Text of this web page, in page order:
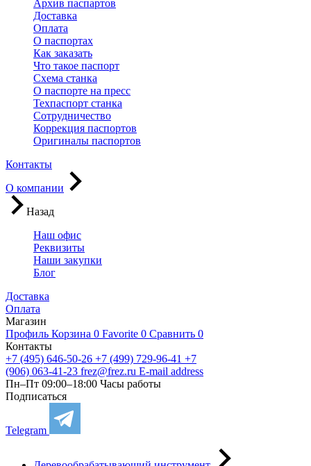
Архив паспартов
Доставка
Оплата
О паспортах
Как заказать
Что такое паспорт
Схема станка
О паспорте на пресс
Техпаспорт станка
Сотрудничество
Коррекция паспортов
Оригиналы паспортов
Контакты
О компании
Назад
Наш офис
Реквизиты
Наши закупки
Блог
Доставка
Оплата
Магазин
Профиль Корзина 0 Favorite 0 Сравнить 0
Контакты
+7 (495) 646-50-26 +7 (499) 729-96-41 +7
(906) 063-41-23 frez@frez.ru E-mail address
Пн–Пт 09:00–18:00 Часы работы
Подписаться
Telegram